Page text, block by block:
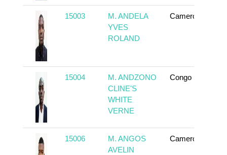
15003
M. ANDELA
YVES
ROLAND
Cameroun
15004
M. ANDZONO
CLINE'S
WHITE
VERNE
Congo
15006
M. ANGOS
AVELIN
Cameroun